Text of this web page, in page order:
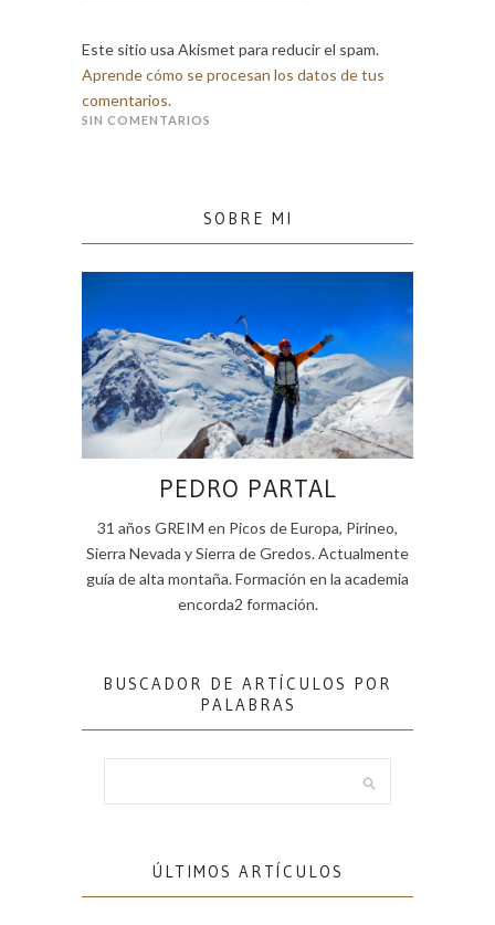
Este sitio usa Akismet para reducir el spam.
Aprende cómo se procesan los datos de tus
comentarios.
SIN COMENTARIOS
SOBRE MI
PEDRO PARTAL
31 años GREIM en Picos de Europa, Pirineo,
Sierra Nevada y Sierra de Gredos. Actualmente
guía de alta montaña. Formación en la academia
encorda2 formación.
BUSCADOR DE ARTÍCULOS POR
PALABRAS
ÚLTIMOS ARTÍCULOS